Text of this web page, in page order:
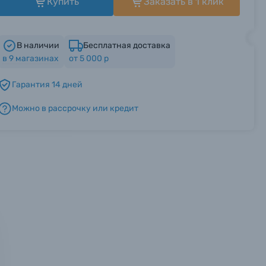
с
В наличии
в 9магазинах
Бесплатная доставка
от 5 000 р
Гарантия 14 дней
Можно в рассрочку или кредит